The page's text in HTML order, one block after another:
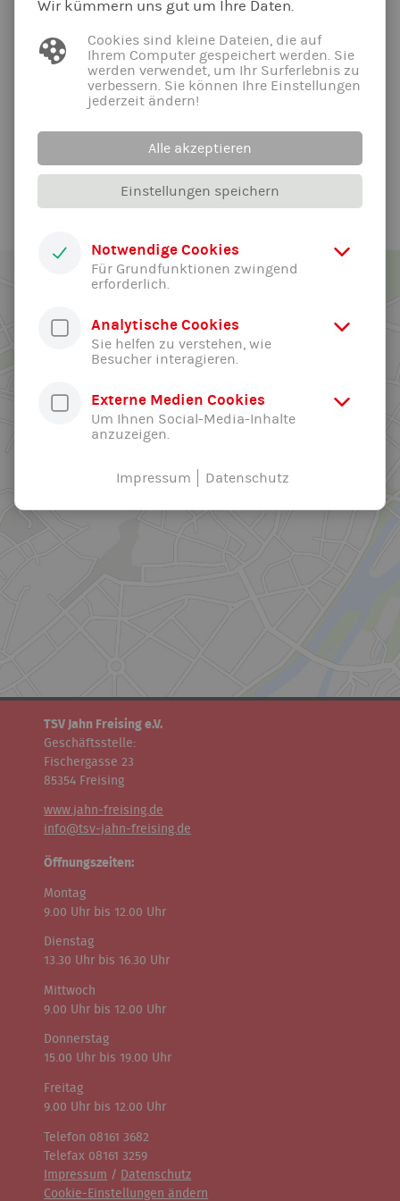
Wie laufen die Turnstunden ab?
Kann ich während der Turnstunde in der Halle
Wie erfahre ich, wenn eine Turnstunde ausfällt?
TSV Jahn Freising e.V.
Geschäftsstelle:
Fischergasse 23
85354 Freising
www.jahn-freising.de
info@tsv-jahn-freising.de
Öffnungszeiten:
Montag
9.00 Uhr bis 12.00 Uhr
Dienstag
13.30 Uhr bis 16.30 Uhr
Mittwoch
9.00 Uhr bis 12.00 Uhr
Donnerstag
15.00 Uhr bis 19.00 Uhr
Freitag
9.00 Uhr bis 12.00 Uhr
Telefon 08161 3682
Telefax 08161 3259
Impressum / Datenschutz
Cookie-Einstellungen ändern
Wir kümmern uns gut um Ihre Daten.
Cookies sind kleine Dateien, die auf
Ihrem Computer gespeichert werden. Sie
werden verwendet, um Ihr Surferlebnis zu
verbessern. Sie können Ihre Einstellungen
jederzeit ändern!
Alle akzeptieren
Einstellungen speichern
Notwendige Cookies
Für Grundfunktionen zwingend
erforderlich.
Analytische Cookies
Sie helfen zu verstehen, wie
Besucher interagieren.
Externe Medien Cookies
Um Ihnen Social-Media-Inhalte
anzuzeigen.
Impressum Datenschutz